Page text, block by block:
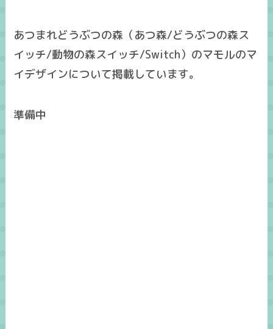
あつまれどうぶつの森（あつ森/どうぶつの森ス
イッチ/動物の森スイッチ/Switch）のマモルのマ
イデザインについて掲載しています。
準備中